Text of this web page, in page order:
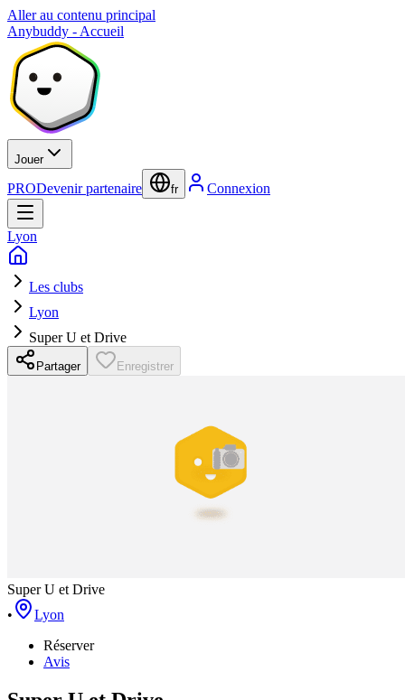
Aller au contenu principal
Anybuddy - Accueil
Jouer
PRODevenir partenaire fr Connexion
Lyon
Les clubs
Lyon
Super U et Drive
Partager Enregistrer
Super U et Drive
•
Lyon
Réserver
Avis